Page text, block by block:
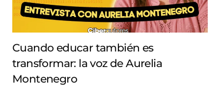
Cuando educar también es
transformar: la voz de Aurelia
Montenegro